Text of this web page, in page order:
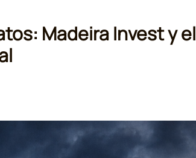
Madeira Invest y el